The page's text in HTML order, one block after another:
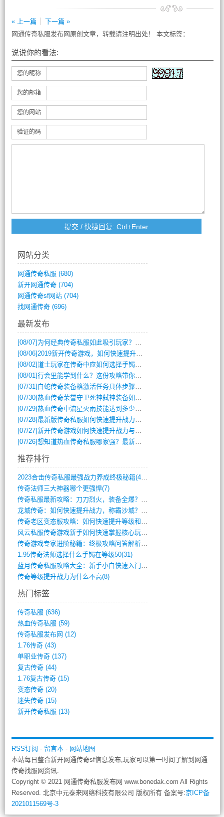
« 上一篇
下一篇 »
网通传奇私服发布网原创文章，转载请注明出处！ 本文标签：
说说你的看法:
您的昵称
您的邮箱
您的网站
验证的码
网站分类
网通传奇私服 (680)
新开网通传奇(704)
网通传奇sf网站(704)
找网通传奇(696)
最新发布
[08/07] 为何经典传奇私服如此吸引玩家？深度攻略解析
[08/06]2019新开传奇游戏，如何快速提升角色等级？
[08/02]道士玩家在传奇中应如何选择手镯装备？
[08/01]行会里能学到什么？这份攻略带你全掌握
[07/31] 白蛇传奇装备格激活任务具体步骤是什么？如何完成？
[07/30]热血传奇荣誉守卫死神弑神装备如何获取与佩戴攻略？
[07/29]热血传奇中流星火雨技能达到多少级可以开始练装备？
[07/28]最新版传奇私服如何快速提升战力与获取稀有装备？
[07/27]新开传奇游戏如何快速提升战力与获取稀有装备？
[07/26]想知道热血传奇私服哪家强？最新排行榜攻略全解析
推荐排行
2023合击传奇私服最强战力养成终极秘籍(428)
传奇法师三大神器哪个更强悍(7)
传奇私服最新攻略：刀刀烈火，装备全爆？攻(813)
龙城传奇：如何快速提升战力，称霸沙城？(802)
传奇老区变态服攻略：如何快速提升等级和战(379)
风云私服传奇游戏新手如何快速掌握核心玩法(616)
传奇游戏专家进阶秘籍：终极攻略问答解析(848)
1.95传奇法师选择什么手镯在等级50(31)
蓝月传奇私服攻略大全：新手小白快速入门指(386)
传奇等级提升战力为什么不高(8)
热门标签
传奇私服 (636)
热血传奇私服 (59)
传奇私服发布网 (12)
1.76传奇(43)
单职业传奇(137)
复古传奇(44)
1.76复古传奇(15)
变态传奇(20)
迷失传奇(15)
新开传奇私服 (13)
RSS订阅 - 留言本- 网站地图
本站每日整合新开网通传奇sf信息发布,玩家可以第一时间了解到网通
传奇找服网资讯.
Copyright © 2021 网通传奇私服发布网 www.bonedak.com All Rights
Reserved. 北京中元泰来网络科技有限公司 版权所有 备案号:京ICP备
2021011569号-3